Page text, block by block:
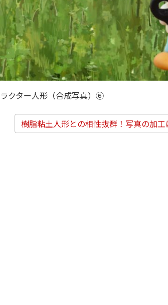
クター人形（合成写真）⑥
樹脂粘土人形との相性抜群！写真の加